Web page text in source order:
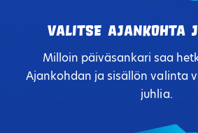
Valitse ajankohta
Milloin päiväsankari saa
Ajankohdan ja sisällön valinta
juhlia.